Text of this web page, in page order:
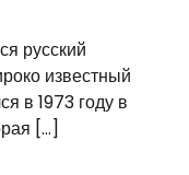
русский
известный
в 1973 году в
[…]